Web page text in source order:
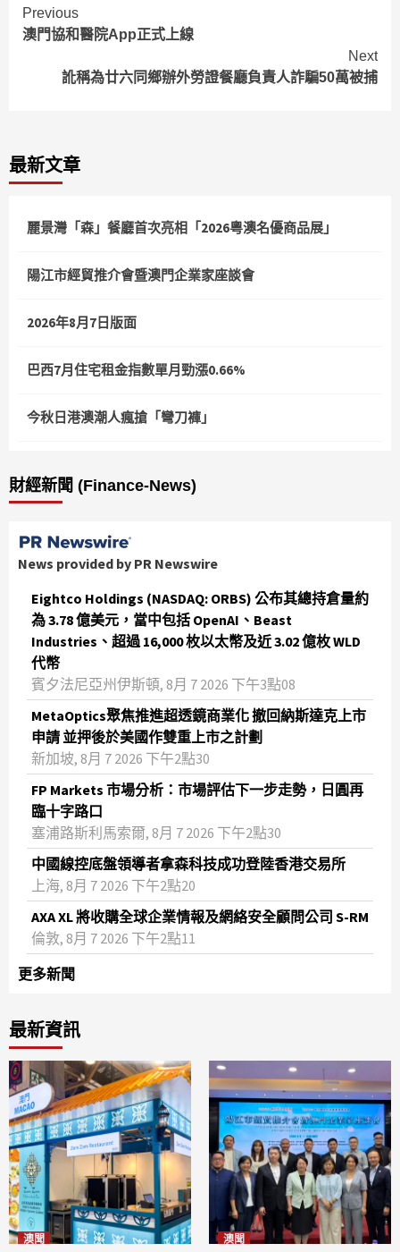
Continue
Reading
Previous
澳門協和醫院App正式上線
Next
訛稱為廿六同鄉辦外勞證餐廳負責人詐騙50萬被捕
最新文章
麗景灣「森」餐廳首次亮相「2026粵澳名優商品展」
陽江市經貿推介會暨澳門企業家座談會
2026年8月7日版面
巴西7月住宅租金指數單月勁漲0.66%
今秋日港澳潮人瘋搶「彎刀褲」
財經新聞 (Finance-News)
News provided by PR Newswire
Eightco Holdings (NASDAQ: ORBS) 公布其總持倉量約
為 3.78 億美元，當中包括 OpenAI、Beast
Industries、超過 16,000 枚以太幣及近 3.02 億枚 WLD
代幣
賓夕法尼亞州伊斯頓, 8月 7 2026 下午3點08
MetaOptics聚焦推進超透鏡商業化 撤回納斯達克上市
申請 並押後於美國作雙重上市之計劃
新加坡, 8月 7 2026 下午2點30
FP Markets 市場分析：市場評估下一步走勢，日圓再
臨十字路口
塞浦路斯利馬索爾, 8月 7 2026 下午2點30
中國線控底盤領導者拿森科技成功登陸香港交易所
上海, 8月 7 2026 下午2點20
AXA XL 將收購全球企業情報及網絡安全顧問公司 S-RM
倫敦, 8月 7 2026 下午2點11
更多新聞
最新資訊
澳聞 澳聞